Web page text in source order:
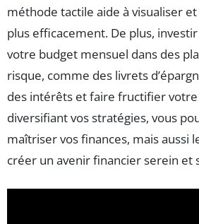
méthode tactile aide à visualiser
plus efficacement. De plus,
votre budget mensuel dans des
risque, comme des livrets
des intérêts et faire fructifier votre
diversifiant vos stratégies, vous
maîtriser vos finances, mais aussi
créer un avenir financier serein et